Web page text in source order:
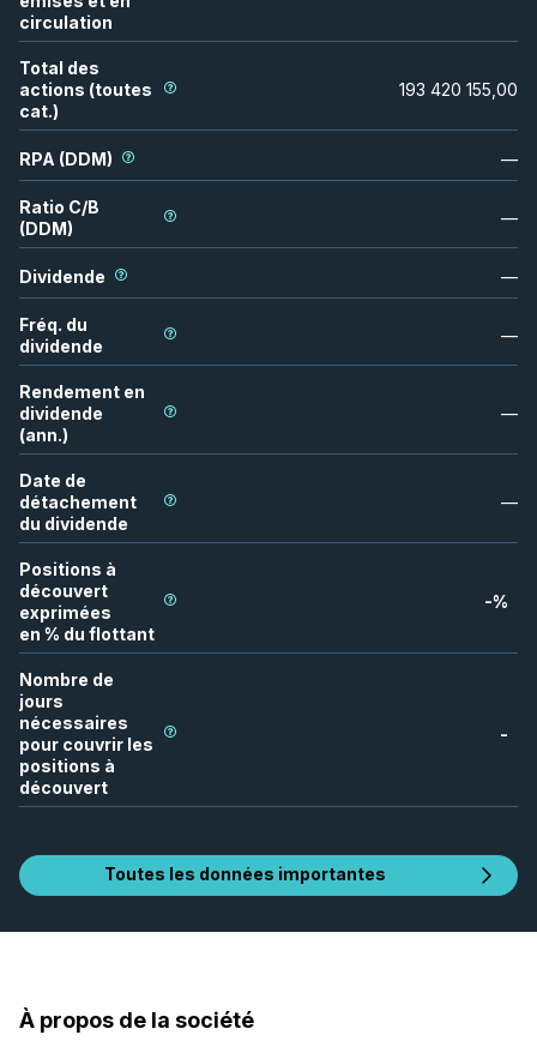
circulation
Total des
actions (toutes
cat.)
193 420 155,00
RPA (DDM) —
Ratio C/B
(DDM)
—
Dividende —
Fréq. du
dividende
—
Rendement en
dividende
(ann.)
—
Date de
détachement
du dividende
—
Positions à
découvert
exprimées
en % du flottant
-%
Nombre de
jours
nécessaires
pour couvrir les
positions à
découvert
-
Toutes les données importantes
À propos de la société